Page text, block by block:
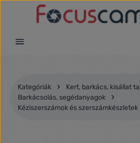
Ugrás a fő tartalomra
Kategóriák
Kert, barkács, kisállat
Barkácsolás, segédanyagok
Kéziszerszámok és szerszámkészletek